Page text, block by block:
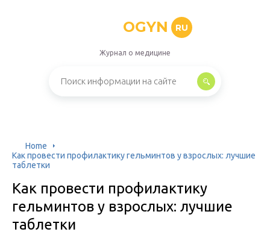
OGYN RU
Журнал о медицине
Home
Как провести профилактику гельминтов у взрослых: лучшие
таблетки
Как провести профилактику
гельминтов у взрослых: лучшие
таблетки